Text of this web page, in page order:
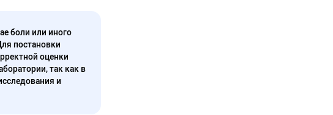
боли или иного
постановки
оценки
так как в
и